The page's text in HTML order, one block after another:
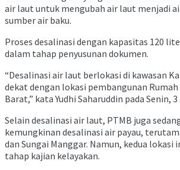
air laut untuk mengubah air laut menjadi
sumber air baku.
Proses desalinasi dengan kapasitas 120
dalam tahap penyusunan dokumen.
“Desalinasi air laut berlokasi di kawasan
dekat dengan lokasi pembangunan
Barat,” kata Yudhi Saharuddin pada Senin, 3
Selain desalinasi air laut, PTMB juga
kemungkinan desalinasi air payau,
dan Sungai Manggar. Namun, kedua lokasi
tahap kajian kelayakan.